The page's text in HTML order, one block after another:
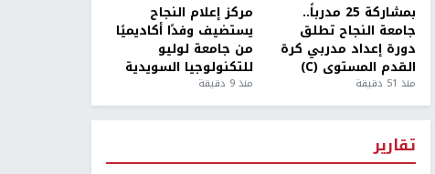
بمشاركة 25 مدرباً..
جامعة النجاح تطلق
دورة إعداد مدربي كرة
القدم المستوى (C)
منذ 51 دقيقة
مركز إعلام النجاح
يستضيف وفدًا أكاديميًا
من جامعة لوليو
للتكنولوجيا السويدية
منذ 9 دقيقة
تقارير